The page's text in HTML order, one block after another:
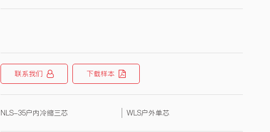
联系我们 下载样本
NLS-35户内冷缩三芯 WLS户外单芯